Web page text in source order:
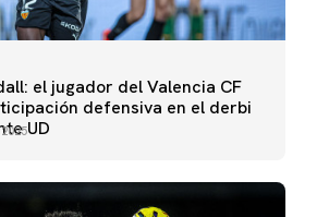
el jugador del Valencia CF
defensiva en el derbi
UD